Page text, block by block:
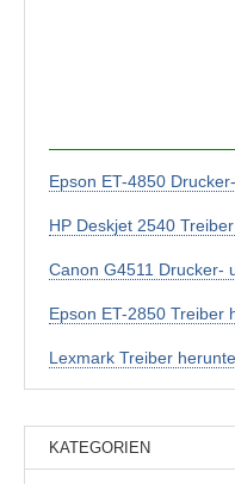
Epson ET-4850
HP Deskjet 2540
Canon G4511 Drucker-
Epson ET-2850 Treiber
Lexmark Treiber
KATEGORIEN